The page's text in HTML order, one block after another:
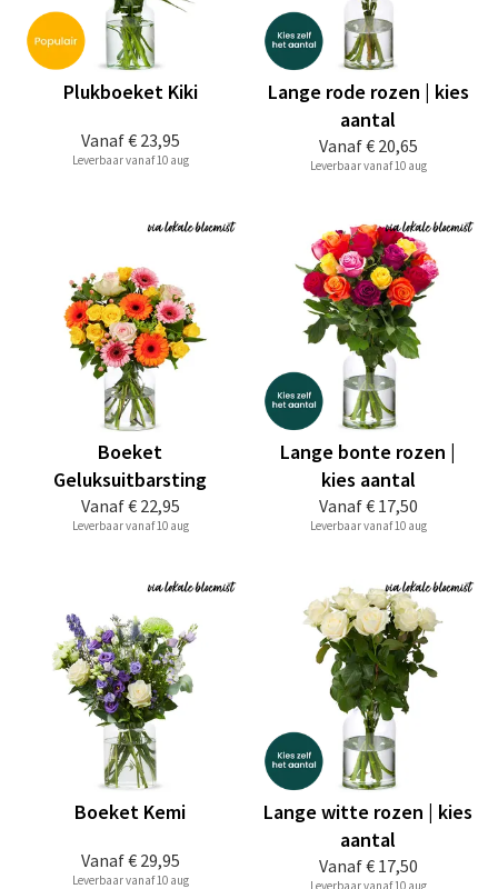
Vanaf€ 23,95
Plukboeket Kiki
Leverbaar vanaf 10 aug
Vanaf€ 20,65
Lange rode rozen | kies
aantal
Leverbaar vanaf 10 aug
Vanaf€ 22,95
Boeket
Geluksuitbarsting
Leverbaar vanaf 10 aug
Vanaf€ 17,50
Lange bonte rozen |
kies aantal
Leverbaar vanaf 10 aug
Vanaf€ 29,95
Boeket Kemi
Leverbaar vanaf 10 aug
Vanaf€ 17,50
Lange witte rozen | kies
aantal
Leverbaar vanaf 10 aug